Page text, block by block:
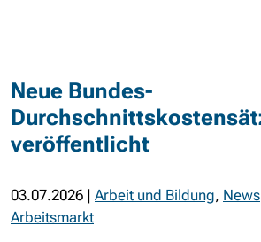
Neue Bundes-
veröffentlicht
03.07.2026 | Arbeit und Bildung, News
Arbeitsmarkt